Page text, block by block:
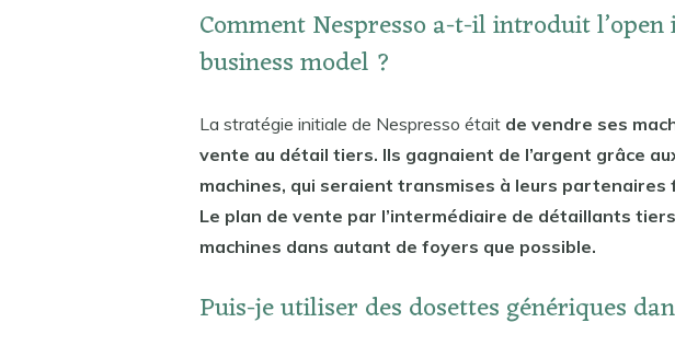
Comment Nespresso a-t-il introduit
business model ?
La stratégie initiale de Nespresso était de vendre ses
vente au détail tiers. Ils gagnaient de l’argent grâce
machines, qui seraient transmises à leurs partenaires
Le plan de vente par l’intermédiaire de détaillants
machines dans autant de foyers que possible.
Puis-je utiliser des dosettes génériques